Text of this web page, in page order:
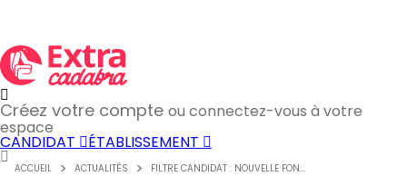
Créez votre compte ou connectez-vous à votre
espace
CANDIDAT ÉTABLISSEMENT
ACCUEIL ACTUALITÉS FILTRE CANDIDAT : NOUVELLE FON...